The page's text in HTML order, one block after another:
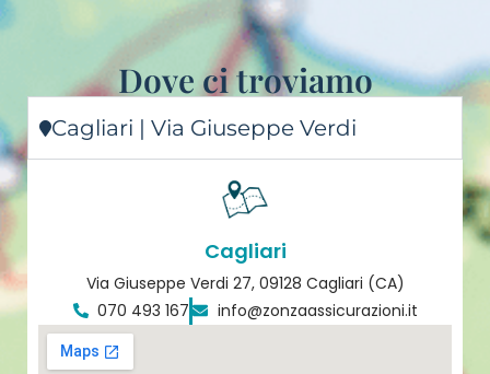
Dove ci troviamo
Cagliari | Via Giuseppe Verdi
Cagliari
Via Giuseppe Verdi 27, 09128 Cagliari (CA)
070 493 167
info@zonzaassicurazioni.it